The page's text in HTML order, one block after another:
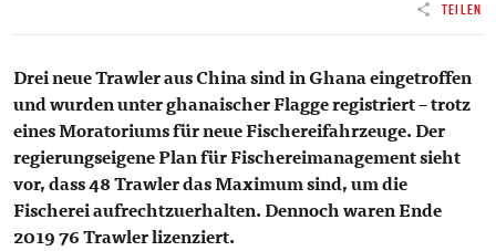
TEILEN
Drei neue Trawler aus China sind in Ghana eingetroffen
und wurden unter ghanaischer Flagge registriert – trotz
eines Moratoriums für neue Fischereifahrzeuge. Der
regierungseigene Plan für Fischereimanagement sieht
vor, dass 48 Trawler das Maximum sind, um die
Fischerei aufrechtzuerhalten. Dennoch waren Ende
2019 76 Trawler lizenziert.